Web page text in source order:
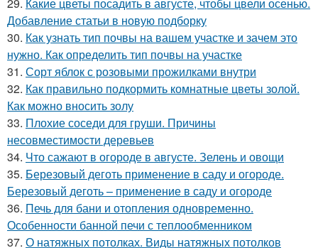
29. Какие цветы посадить в августе, чтобы цвели осенью.
Добавление статьи в новую подборку
30. Как узнать тип почвы на вашем участке и зачем это
нужно. Как определить тип почвы на участке
31. Сорт яблок с розовыми прожилками внутри
32. Как правильно подкормить комнатные цветы золой.
Как можно вносить золу
33. Плохие соседи для груши. Причины
несовместимости деревьев
34. Что сажают в огороде в августе. Зелень и овощи
35. Березовый деготь применение в саду и огороде.
Березовый деготь – применение в саду и огороде
36. Печь для бани и отопления одновременно.
Особенности банной печи с теплообменником
37. О натяжных потолках. Виды натяжных потолков